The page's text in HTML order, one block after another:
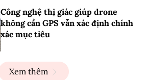
Công nghệ thị giác giúp drone
không cần GPS vẫn xác định chính
xác mục tiêu
Xem thêm